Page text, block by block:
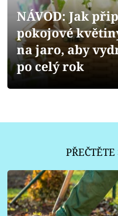
Přihlášení
Sledujte nás
NÁVOD: Jak
pokojové
na jaro, aby
po celý rok